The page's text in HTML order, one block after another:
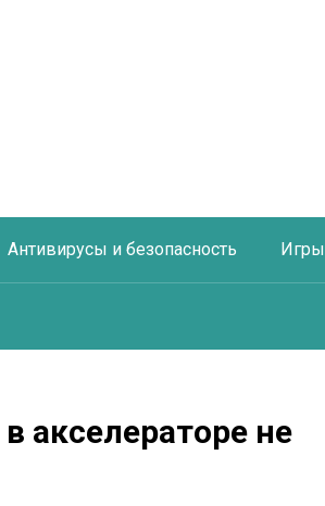
Антивирусы и безопасность Игры
акселераторе не